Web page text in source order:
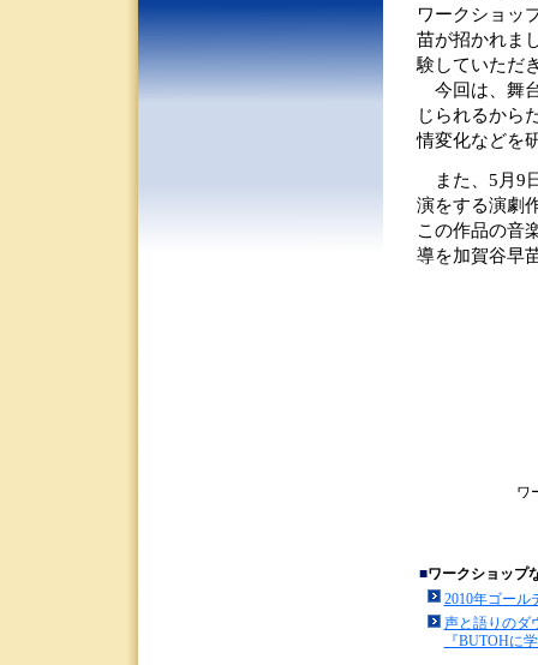
ワークショッ
苗が招かれま
験していただ
今回は、舞
じられるから
情変化などを
また、5月9
演をする演劇
この作品の音
導を加賀谷早
ワ
■ワークショップ
2010年ゴー
声と語りのダ
『BUTOHに